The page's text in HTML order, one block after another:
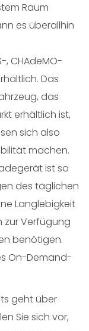
Raum
es überallhin
, CHAdeMO-
Das
das
erhältlich ist,
sich also
machen.
ist so
des täglichen
Langlebigkeit
zur Verfügung
benötigen.
On-Demand-
geht über
Sie sich vor,